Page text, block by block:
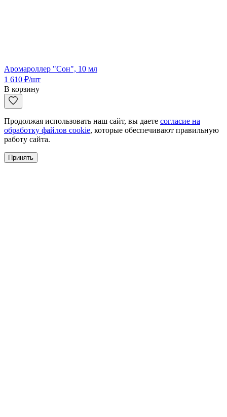
Аромароллер "Сон", 10 мл
1 610 ₽/шт
В корзину
Продолжая использовать наш сайт, вы даете согласие на
обработку файлов cookie, которые обеспечивают правильную
работу сайта.
Принять